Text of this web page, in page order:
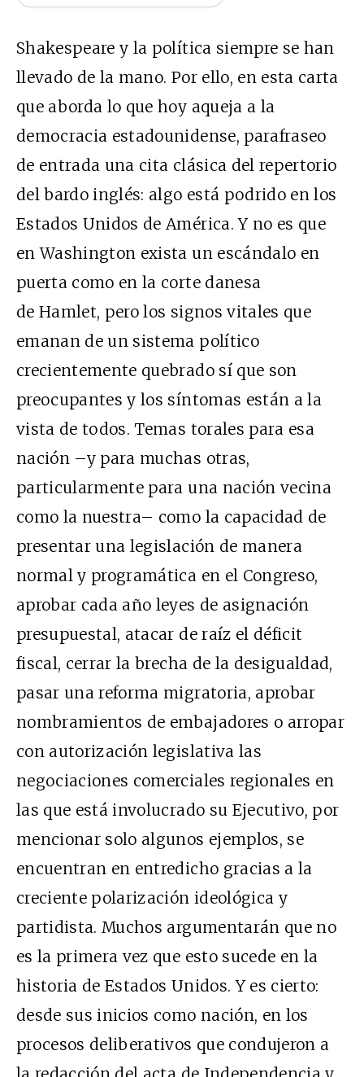
Shakespeare y la política siempre se han
llevado de la mano. Por ello, en esta carta
que aborda lo que hoy aqueja a la
democracia estadounidense, parafraseo
de entrada una cita clásica del repertorio
del bardo inglés: algo está podrido en los
Estados Unidos de América. Y no es que
en Washington exista un escándalo en
puerta como en la corte danesa
de Hamlet, pero los signos vitales que
emanan de un sistema político
crecientemente quebrado sí que son
preocupantes y los síntomas están a la
vista de todos. Temas torales para esa
nación –y para muchas otras,
particularmente para una nación vecina
como la nuestra– como la capacidad de
presentar una legislación de manera
normal y programática en el Congreso,
aprobar cada año leyes de asignación
presupuestal, atacar de raíz el déficit
fiscal, cerrar la brecha de la desigualdad,
pasar una reforma migratoria, aprobar
nombramientos de embajadores o arropar
con autorización legislativa las
negociaciones comerciales regionales en
las que está involucrado su Ejecutivo, por
mencionar solo algunos ejemplos, se
encuentran en entredicho gracias a la
creciente polarización ideológica y
partidista. Muchos argumentarán que no
es la primera vez que esto sucede en la
historia de Estados Unidos. Y es cierto:
desde sus inicios como nación, en los
procesos deliberativos que condujeron a